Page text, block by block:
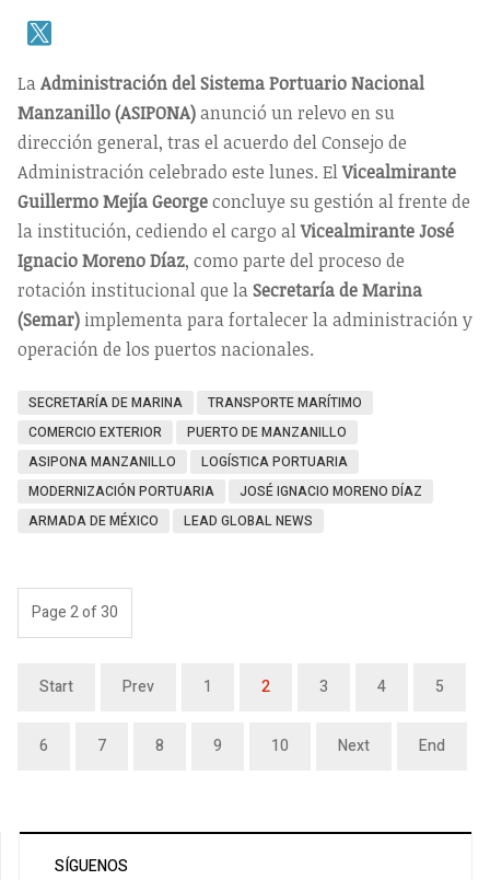
LaAdministración del Sistema Portuario Nacional
Manzanillo (ASIPONA)anunció un relevo en su
dirección general, tras el acuerdo del Consejo de
Administración celebrado este lunes. ElVicealmirante
Guillermo Mejía Georgeconcluye su gestión al frente de
la institución, cediendo el cargo alVicealmirante José
Ignacio Moreno Díaz, como parte del proceso de
rotación institucional que laSecretaría de Marina
(Semar) implementa para fortalecer la administración y
operación de los puertos nacionales.
SECRETARÍA DE MARINA
TRANSPORTE MARÍTIMO
COMERCIO EXTERIOR
PUERTO DE MANZANILLO
ASIPONA MANZANILLO
LOGÍSTICA PORTUARIA
MODERNIZACIÓN PORTUARIA
JOSÉ IGNACIO MORENO DÍAZ
ARMADA DE MÉXICO
LEAD GLOBAL NEWS
Page 2 of 30
Start Prev 1 2 3 4 5
6 7 8 9 10 Next End
SÍGUENOS